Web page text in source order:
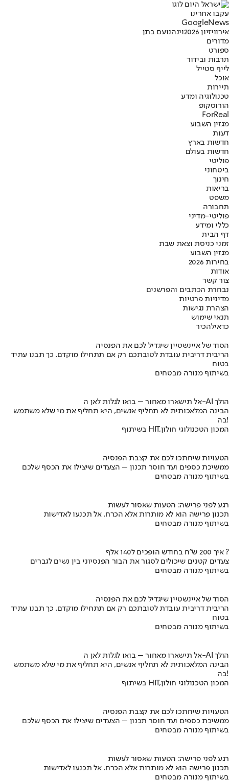
עקבו אחרינו
Googl eNews
אירוויזיון 2026
וינהנועם בתן
מדורים
ספורט
תרבות ובידור
לייף סטייל
אוכל
תיירות
טכנולוגיה ומדע
הורוסקופ
ForReal
מגזין השבוע
דעות
חדשות בארץ
חדשות בעולם
פוליטי
ביטחוני
חינוך
בריאות
משפט
תחבורה
פוליטי-מדיני
כללי ומידע
דף הבית
זמני כניסת וצאת שבת
מגזין השבוע
בחירות 2026
אודות
צור קשר
נבחרת הכתבים והפרשנים
מדיניות פרטיות
הצהרת נגישות
תנאי שימוש
כדאילהכיר
הסוד של איינשטיין שיגדיל לכם את הפנסיה
הריבית דריבית עובדת לטובתכם רק אם תתחילו מוקדם. כך תבנו עתיד
בטוח
בשיתוף מנורה מבטחים
אל תישארו מאחור – בואו לגלות לאן ה-AI הולך
הבינה המלאכותית לא תחליף אנשים, היא תחליף את מי שלא משתמש
בה!
בשיתוף HIT,המכון הטכנולוגי חולון
הטעויות שיחתכו לכם את קצבת הפנסיה
ממשיכת כספים ועד חוסר תכנון – הצעדים שיצילו את הכסף שלכם
בשיתוף מנורה מבטחים
רגע לפני פרישה: הטעות שאסור לעשות
תכנון פרישה הוא לא מותרות אלא הכרח. אל תכנעו לאדישות
בשיתוף מנורה מבטחים
איך 200 ש"ח בחודש הופכים ל140 אלף ?
צעדים קטנים שיכולים לסגור את הבור הפנסיוני בין נשים לגברים
בשיתוף מנורה מבטחים
הסוד של איינשטיין שיגדיל לכם את הפנסיה
הריבית דריבית עובדת לטובתכם רק אם תתחילו מוקדם. כך תבנו עתיד
בטוח
בשיתוף מנורה מבטחים
אל תישארו מאחור – בואו לגלות לאן ה-AI הולך
הבינה המלאכותית לא תחליף אנשים, היא תחליף את מי שלא משתמש
בה!
בשיתוף HIT,המכון הטכנולוגי חולון
הטעויות שיחתכו לכם את קצבת הפנסיה
ממשיכת כספים ועד חוסר תכנון – הצעדים שיצילו את הכסף שלכם
בשיתוף מנורה מבטחים
רגע לפני פרישה: הטעות שאסור לעשות
תכנון פרישה הוא לא מותרות אלא הכרח. אל תכנעו לאדישות
בשיתוף מנורה מבטחים